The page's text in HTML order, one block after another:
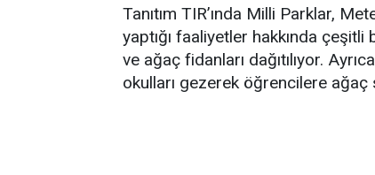
Tanıtım TIR’ında Milli Parklar,
yaptığı faaliyetler hakkında
ve ağaç fidanları dağıtılıyor.
okulları gezerek öğrencilere ağaç